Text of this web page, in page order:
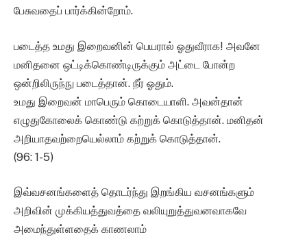
பேசுவதைப் பார்க்கின்றோம்.
படைத்த உமது இறைவனின் பெயரால் ஓதுவீராக! அவனே
மனிதனை ஒட்டிக்கொண்டிருக்கும் அட்டை போன்ற
ஒன்றிலிருந்நு படைத்தான். நீர் ஓதும்.
உமது இறைவன் மாபெரும் கொடையாளி. அவன்தான்
எழுதுகோலைக் கொண்டு கற்றுக் கொடுத்தான். மனிதன்
அறியாதவற்றையெல்லாம் கற்றுக் கொடுத்தான்.
(96: 1-5)
இவ்வசனங்களைத் தொடர்ந்து இறங்கிய வசனங்களும்
அறிவின் முக்கியத்துவத்தை வலியுறுத்துவனவாகவே
அமைந்துள்ளதைக் காணலாம்